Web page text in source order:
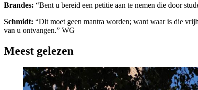
Brandes: “Bent u bereid een petitie aan te nemen die door
Schmidt: “Dit moet geen mantra worden; want waar is die
van u ontvangen.” WG
Meest gelezen